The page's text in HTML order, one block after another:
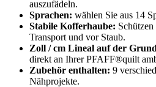
auszufädeln.
Sprachen: wählen Sie aus 14
Stabile Kofferhaube:
Transport und vor Staub.
Zoll / cm Lineal auf der
direkt an Ihrer PFAFF®quilt
Zubehör enthalten: 9
Nähprojekte.